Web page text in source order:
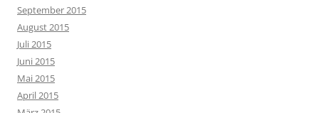
September 2015
August 2015
Juli 2015
Juni 2015
Mai 2015
April 2015